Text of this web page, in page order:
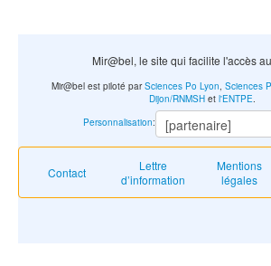
Mir@bel, le site qui facilite l'accès
Contact
Lettre
d’information
Mentions
légales
Mir@bel est piloté parSciences Po Lyon, Sciences
Dijon/RNMSH et l'ENTPE.
Personnalisation: